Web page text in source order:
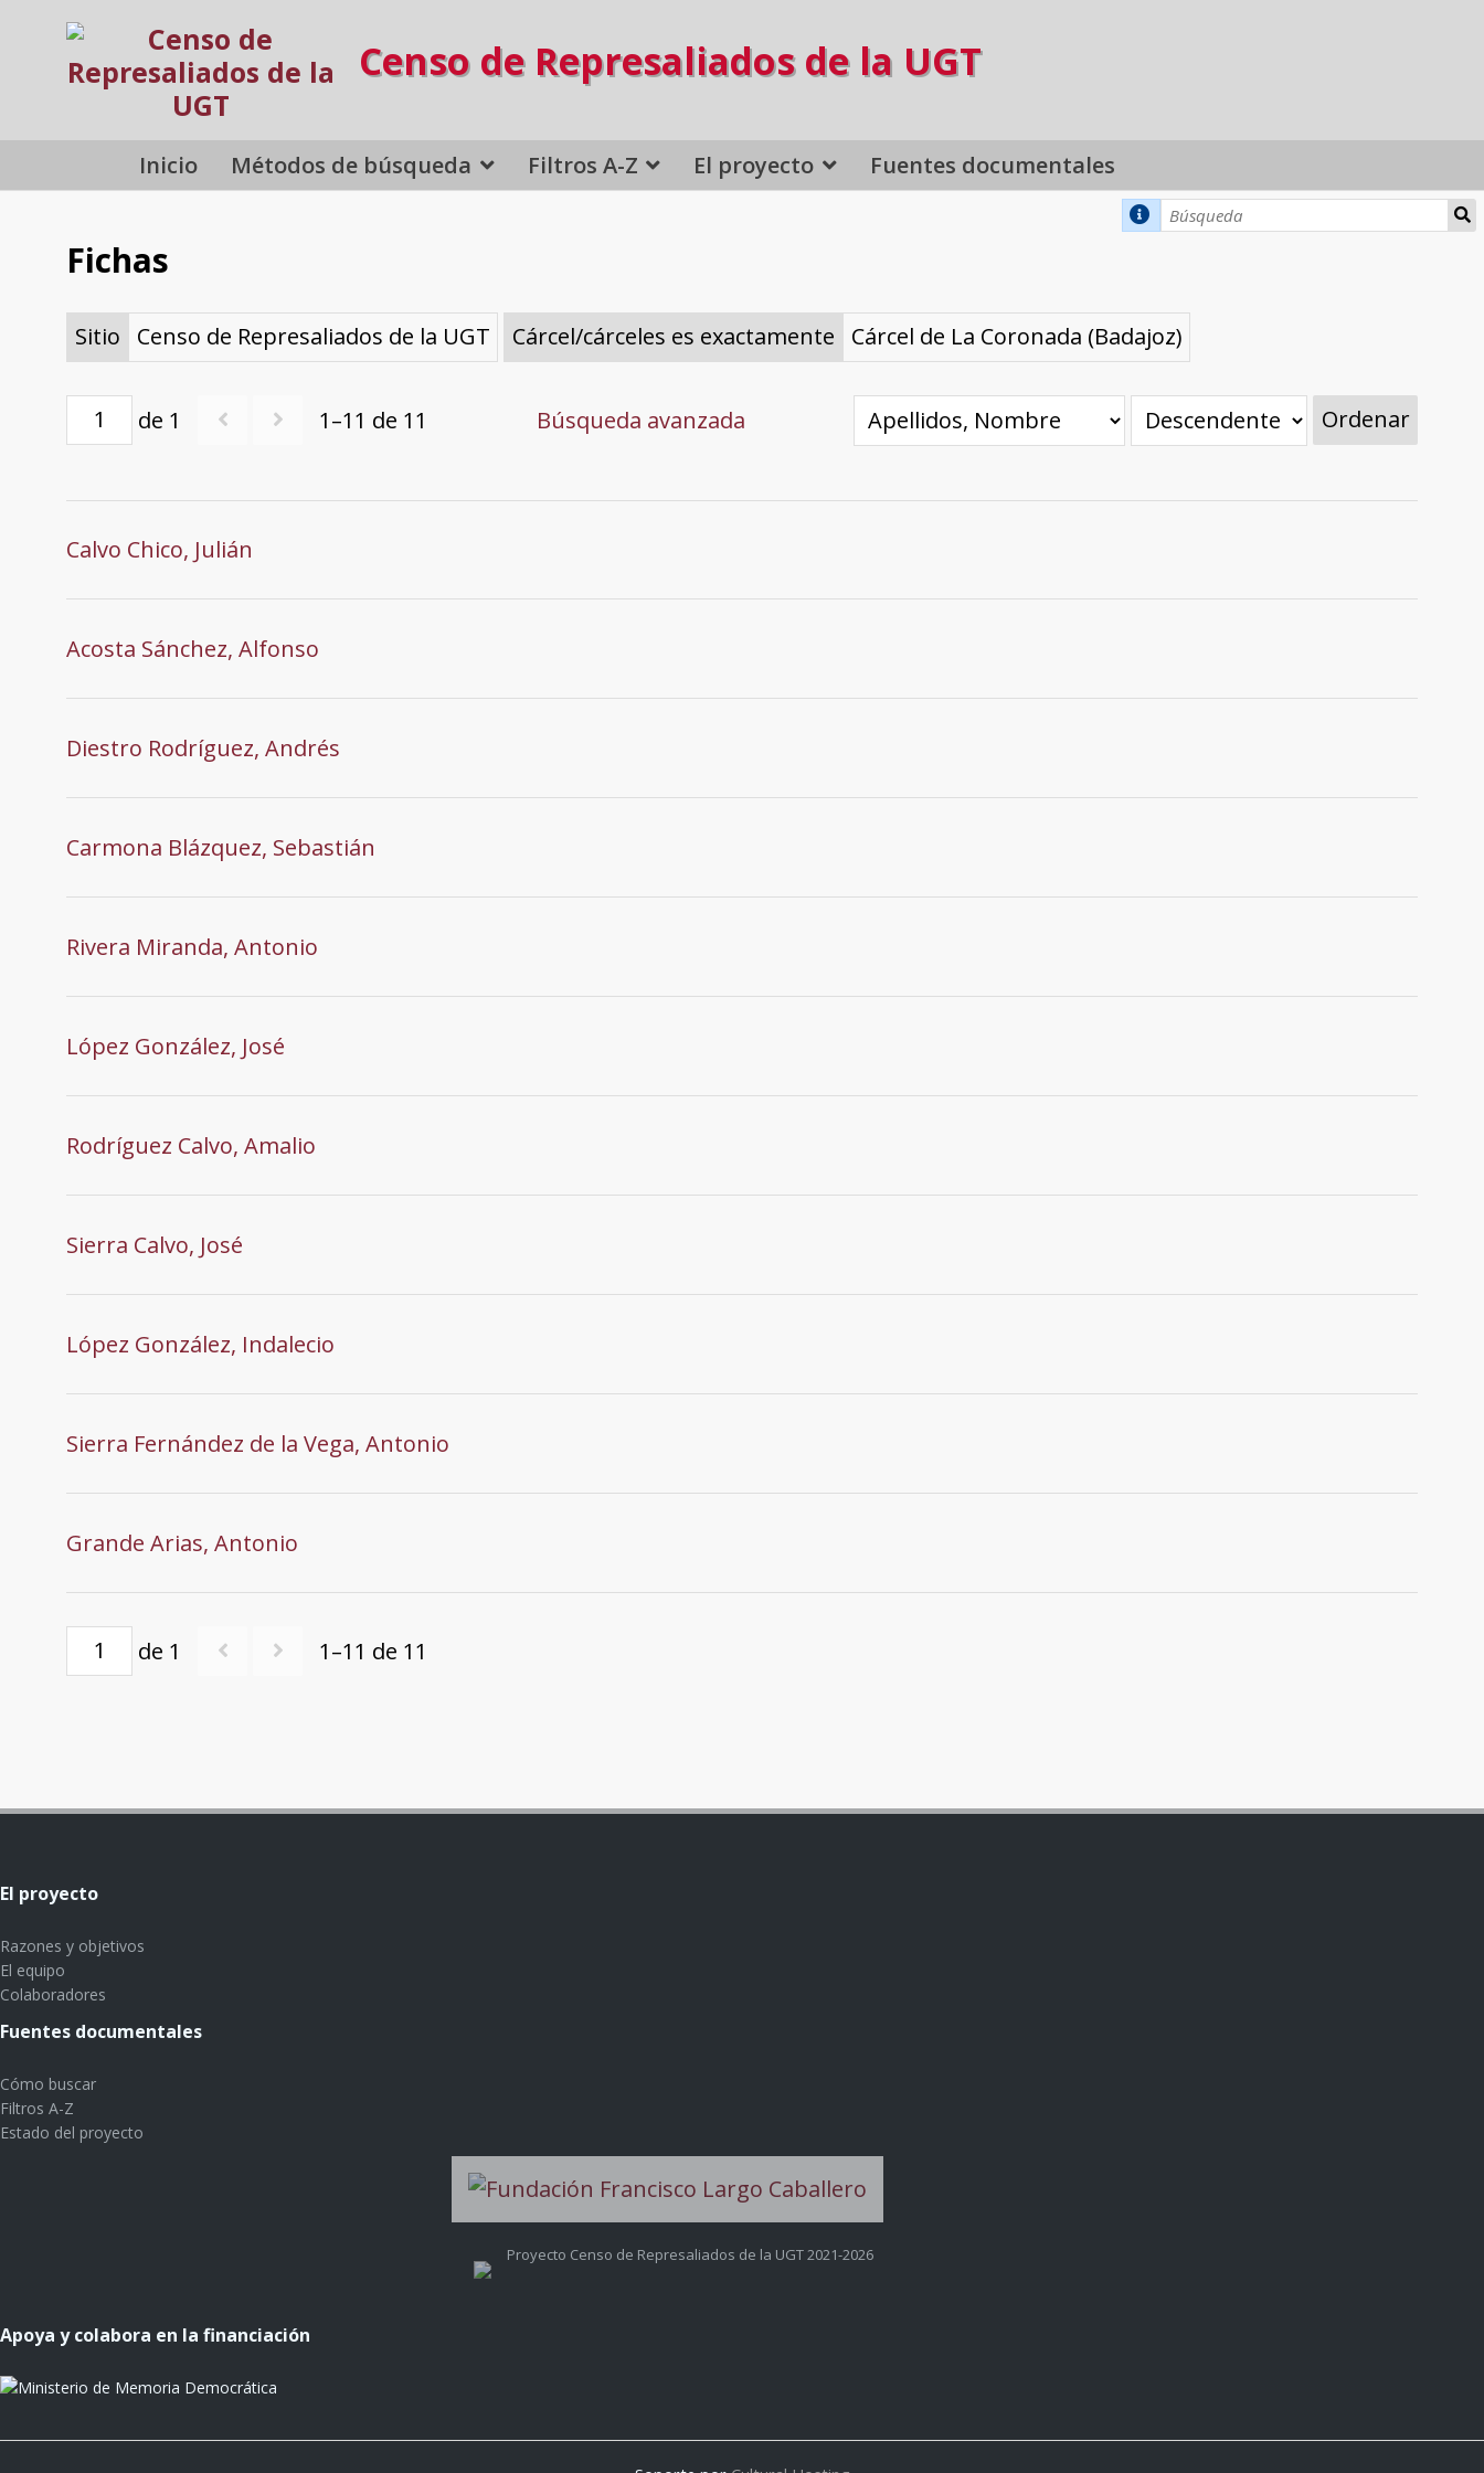
Censo de Represaliados de la UGT
Inicio Métodos de búsqueda Filtros A-Z El proyecto Fuentes documentales
Fichas
Sitio Censo de Represaliados de la UGT Cárcel/cárceles es exactamente Cárcel de La Coronada (Badajoz)
de 1 1–11 de 11 Búsqueda avanzada Ordenar
Calvo Chico, Julián
Acosta Sánchez, Alfonso
Diestro Rodríguez, Andrés
Carmona Blázquez, Sebastián
Rivera Miranda, Antonio
López González, José
Rodríguez Calvo, Amalio
Sierra Calvo, José
López González, Indalecio
Sierra Fernández de la Vega, Antonio
Grande Arias, Antonio
de 1 1–11 de 11
El proyecto
Razones y objetivos
El equipo
Colaboradores
Fuentes documentales
Cómo buscar
Filtros A-Z
Estado del proyecto
Proyecto Censo de Represaliados de la UGT 2021-2026
Apoya y colabora en la financiación